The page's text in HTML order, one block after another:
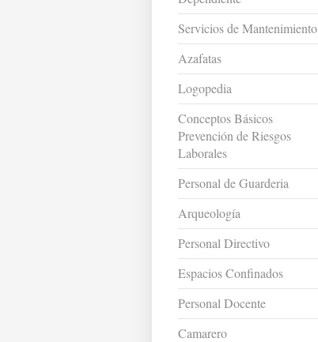
Servicios de Mantenimiento
Azafatas
Logopedia
Conceptos Básicos
Prevención de Riesgos
Laborales
Personal de Guarderia
Arqueología
Personal Directivo
Espacios Confinados
Personal Docente
Camarero